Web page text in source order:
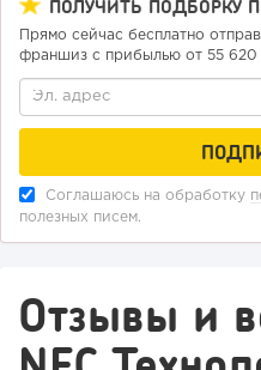
«Прибыль 20 млн в год, а я
интернет-магазине...
ПОЛУЧИТЬ ПОДБОРКУ
Прямо сейчас бесплатно
франшиз с прибылью от 55
Соглашаюсь на обработку
полезных писем.
Отзывы и